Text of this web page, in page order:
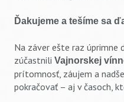
Ďakujeme a tešíme sa
Na záver ešte raz úprimne
zúčastnili Vajnorskej
prítomnosť, záujem a
pokračovať – aj v časoch,